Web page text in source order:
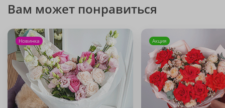
Вам может понравиться
Новинка Акция